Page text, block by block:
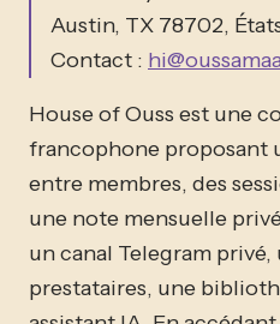
Austin, TX 78702,
Contact :
House of Ouss est une
francophone proposant
entre membres, des
une note mensuelle
un canal Telegram
prestataires, une